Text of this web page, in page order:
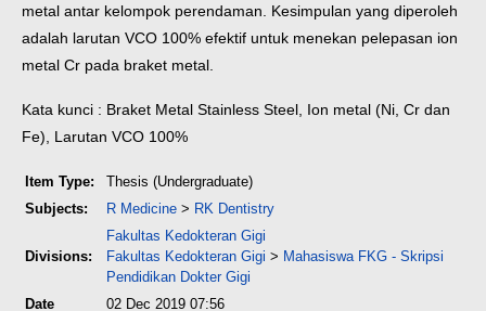
metal antar kelompok perendaman. Kesimpulan yang diperoleh
adalah larutan VCO 100% efektif untuk menekan pelepasan ion
metal Cr pada braket metal.
Kata kunci : Braket Metal Stainless Steel, Ion metal (Ni, Cr dan
Fe), Larutan VCO 100%
Item Type:
Thesis (Undergraduate)
Subjects:
R Medicine > RK Dentistry
Divisions:
Fakultas Kedokteran Gigi
Fakultas Kedokteran Gigi > Mahasiswa FKG - Skripsi
Pendidikan Dokter Gigi
Date
02 Dec 2019 07:56